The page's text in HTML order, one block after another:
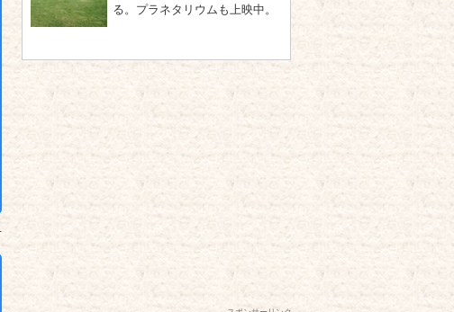
る。プラネタリウムも上映中。